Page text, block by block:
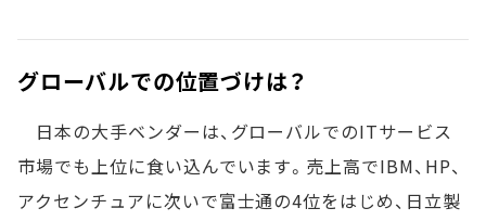
グローバルでの位置づけは？
日本の大手ベンダーは、グローバルでのITサービス
市場でも上位に食い込んでいます。売上高でIBM、HP、
アクセンチュアに次いで富士通の4位をはじめ、日立製